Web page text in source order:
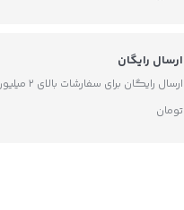
ارسال رایگان
ارسال رایگان برای سفارشات
تومان